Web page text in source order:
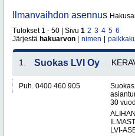
Ilmanvaihdon asennus
Tulokset 1 - 50 | Sivu 1 2 3 4 5 6
Järjestä hakuarvon nimen
1. Suokas LVI Oy
Puh. 0400 460 905
30
LVI-